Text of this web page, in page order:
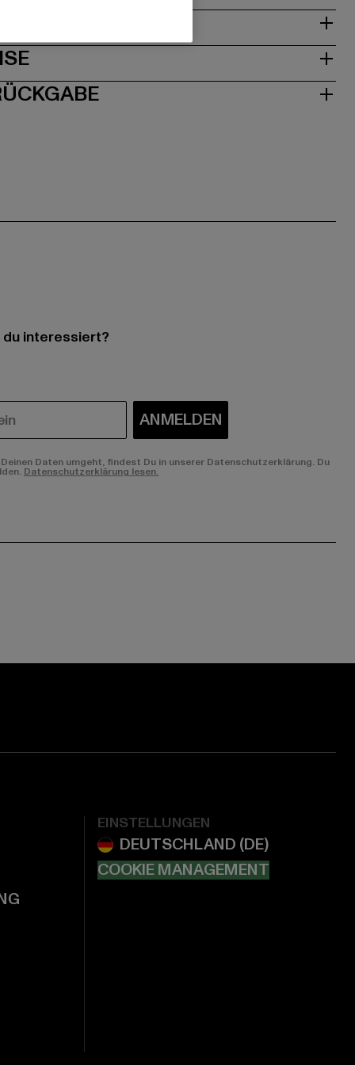
interessiert?
ANMELDEN
Daten umgeht, findest Du in unserer Datenschutzerklärung. Du
Datenschutzerklärung lesen.
EINSTELLUNGEN
COOKIE MANAGEMENT